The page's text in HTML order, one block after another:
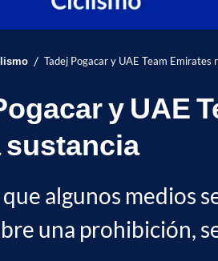
/ Tadej Pogacar y UAE Team Emirates
y UAE
sustancia
algunos medios
una prohibición,